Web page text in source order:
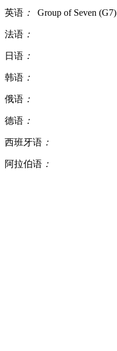
英语 ： Group of Seven (G7)
法语 ：
日语 ：
韩语 ：
俄语 ：
德语 ：
西班牙语 ：
阿拉伯语 ：